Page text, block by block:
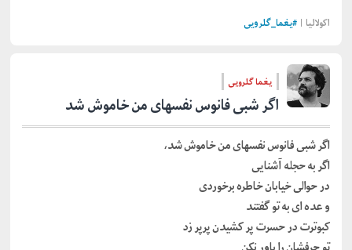
اکولالیا | #یغما_گلرویی
یغما گلرویی
اگر شبی فانوس نفسهای من خاموش شد
اگر شبی فانوس نفسهای من خاموش شد،
اگر به حجله آشنایی
در حوالی خیابان خاطره برخوردی
و عده ای به تو گفتند
کبوترت در حسرت پر کشیدن پرپر زد